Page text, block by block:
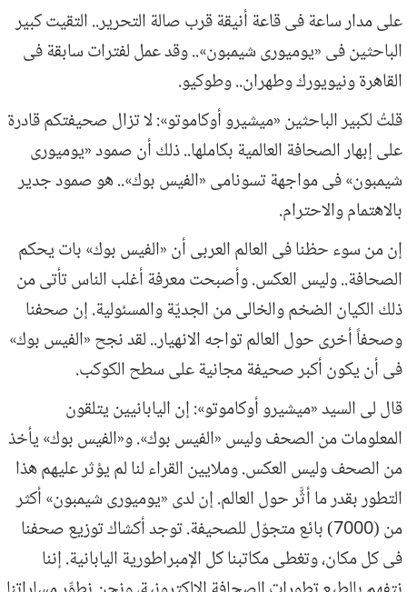
على مدار ساعة فى قاعة أنيقة قرب صالة التحرير.. التقيت كبير
الباحثين فى «يوميورى شيمبون».. وقد عمل لفترات سابقة فى
القاهرة ونيويورك وطهران.. وطوكيو.
قلتُ لكبير الباحثين «ميشيرو أوكاموتو»: لا تزال صحيفتكم قادرة
على إبهار الصحافة العالمية بكاملها.. ذلك أن صمود «يوميورى
شيمبون» فى مواجهة تسونامى «الفيس بوك».. هو صمود جدير
بالاهتمام والاحترام.
إن من سوء حظنا فى العالم العربى أن «الفيس بوك» بات يحكم
الصحافة.. وليس العكس. وأصبحت معرفة أغلب الناس تأتى من
ذلك الكيان الضخم والخالى من الجديّة والمسئولية. إن صحفنا
وصحفاً أخرى حول العالم تواجه الانهيار.. لقد نجح «الفيس بوك»
فى أن يكون أكبر صحيفة مجانية على سطح الكوكب.
قال لى السيد «ميشيرو أوكاموتو»: إن اليابانيين يتلقون
المعلومات من الصحف وليس «الفيس بوك». و«الفيس بوك» يأخذ
من الصحف وليس العكس. وملايين القراء لنا لم يؤثر عليهم هذا
التطور بقدر ما أثَّر حول العالم. إن لدى «يوميورى شيمبون» أكثر
من (7000) بائع متجوّل للصحيفة. توجد أكشاك توزيع صحفنا
فى كل مكان، وتغطى مكاتبنا كل الإمبراطورية اليابانية. إننا